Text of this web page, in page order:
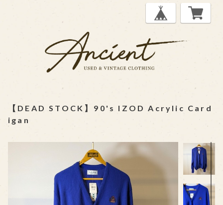
【DEAD STOCK】90's IZOD Acrylic Card
igan